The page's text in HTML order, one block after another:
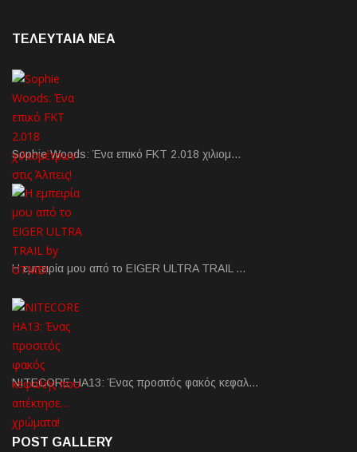
ΤΕΛΕΥΤΑΙΑ NEA
Sophie Woods: Ένα επικό FKT 2.018 χιλιομ…
Η εμπειρία μου από το EIGER ULTRA TRAIL …
NITECORE HA13: Ένας προσιτός φακός κεφαλ…
POST GALLERY